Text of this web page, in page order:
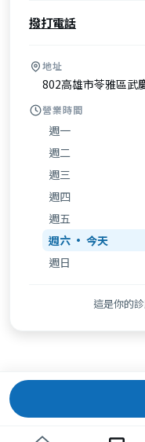
撥打電話
地址
802高雄市苓雅區武
營業時間
週一
週二
週三
週四
週五
週六
週日
這是你的